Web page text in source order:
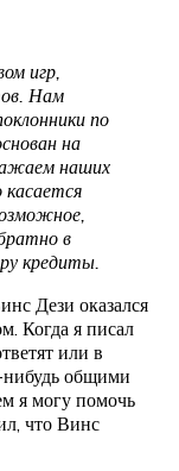
игр,
Нам
по
на
наших
в
кредиты.
Дези оказался
Когда я писал
или в
общими
я могу помочь
что Винс